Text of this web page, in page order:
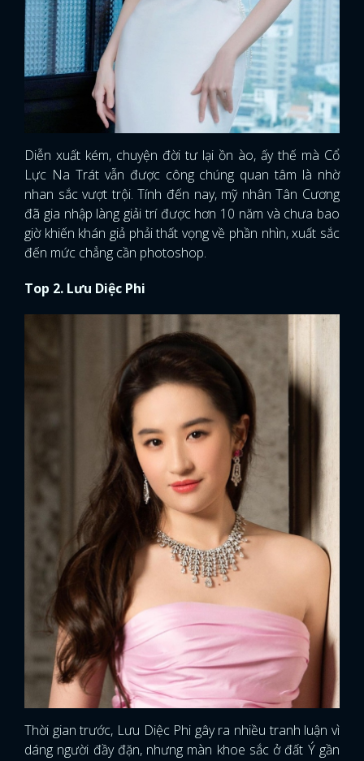
ĐĂNG NHẬP
Diễn xuất kém, chuyện đời tư lại ồn ào, ấy thế mà Cổ
Lực Na Trát vẫn được công chúng quan tâm là nhờ
nhan sắc vượt trội. Tính đến nay, mỹ nhân Tân Cương
đã gia nhập làng giải trí được hơn 10 năm và chưa bao
giờ khiến khán giả phải thất vọng về phần nhìn, xuất sắc
đến mức chẳng cần photoshop.
Top 2. Lưu Diệc Phi
Thời gian trước, Lưu Diệc Phi gây ra nhiều tranh luận vì
dáng người đầy đặn, nhưng màn khoe sắc ở đất Ý gần